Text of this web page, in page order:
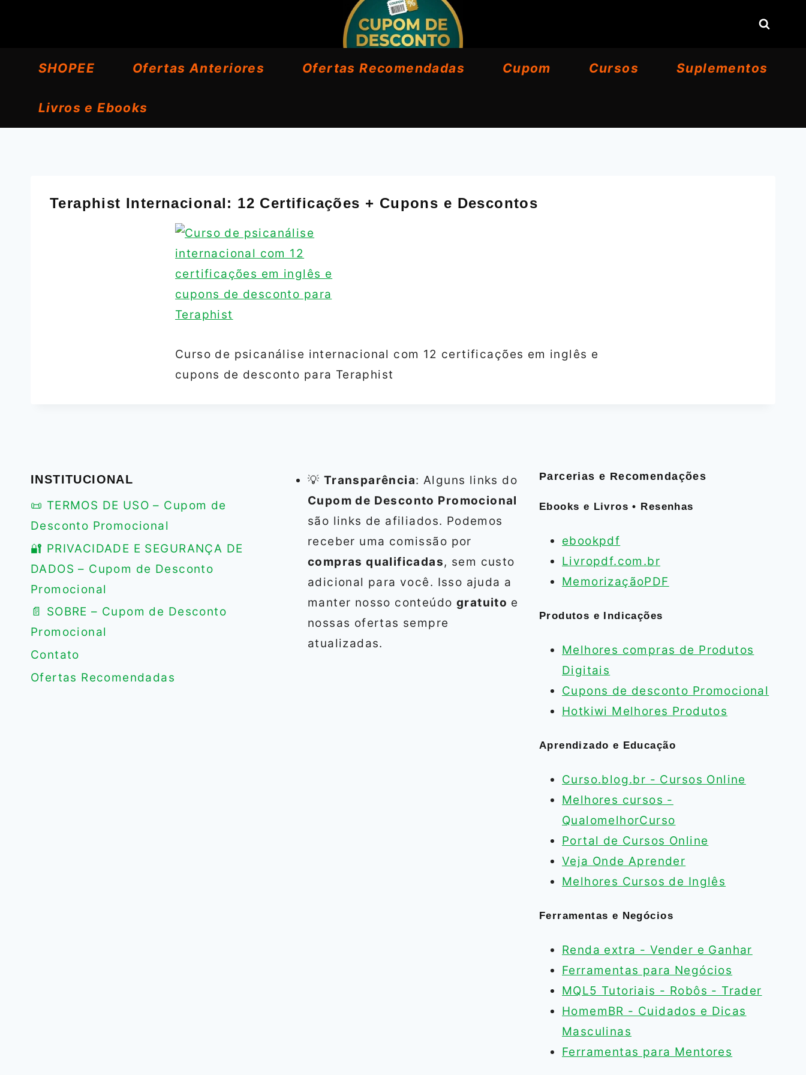
ConteúdoSHOPEE Ofertas Anteriores Ofertas Recomendadas Cupom Cursos Suplementos
Livros e Ebooks
Teraphist Internacional: 12 Certificações + Cupons e Descontos
Curso de psicanálise internacional com 12 certificações em inglês e
cupons de desconto para Teraphist
INSTITUCIONAL
📜 TERMOS DE USO – Cupom de
Desconto Promocional
🔐 PRIVACIDADE E SEGURANÇA DE
DADOS – Cupom de Desconto
Promocional
📄 SOBRE – Cupom de Desconto
Promocional
Contato
Ofertas Recomendadas
💡 Transparência: Alguns links do
Cupom de Desconto Promocional
são links de afiliados. Podemos
receber uma comissão por
compras qualificadas, sem custo
adicional para você. Isso ajuda a
manter nosso conteúdo gratuito e
nossas ofertas sempre
atualizadas.
Parcerias e Recomendações
Ebooks e Livros • Resenhas
ebookpdf
Livropdf.com.br
MemorizaçãoPDF
Produtos e Indicações
Melhores compras de Produtos
Digitais
Cupons de desconto Promocional
Hotkiwi Melhores Produtos
Aprendizado e Educação
Curso.blog.br - Cursos Online
Melhores cursos -
QualomelhorCurso
Portal de Cursos Online
Veja Onde Aprender
Melhores Cursos de Inglês
Ferramentas e Negócios
Renda extra - Vender e Ganhar
Ferramentas para Negócios
MQL5 Tutoriais - Robôs - Trader
HomemBR - Cuidados e Dicas
Masculinas
Ferramentas para Mentores